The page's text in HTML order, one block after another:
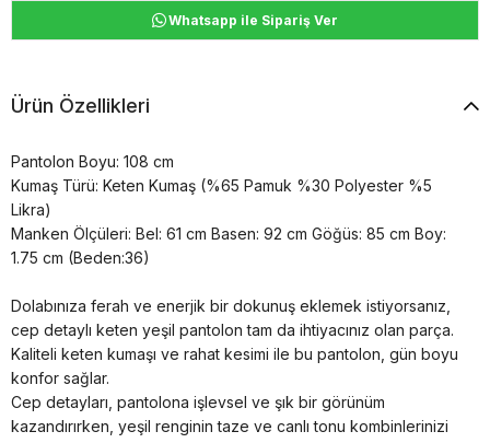
Whatsapp ile Sipariş Ver
Ürün Özellikleri
Pantolon Boyu: 108 cm
Kumaş Türü: Keten Kumaş (%65 Pamuk %30 Polyester %5
Likra)
Manken Ölçüleri: Bel: 61 cm Basen: 92 cm Göğüs: 85 cm Boy:
1.75 cm (Beden:36)
Dolabınıza ferah ve enerjik bir dokunuş eklemek istiyorsanız,
cep detaylı keten yeşil pantolon tam da ihtiyacınız olan parça.
Kaliteli keten kumaşı ve rahat kesimi ile bu pantolon, gün boyu
konfor sağlar.
Cep detayları, pantolona işlevsel ve şık bir görünüm
kazandırırken, yeşil renginin taze ve canlı tonu kombinlerinizi